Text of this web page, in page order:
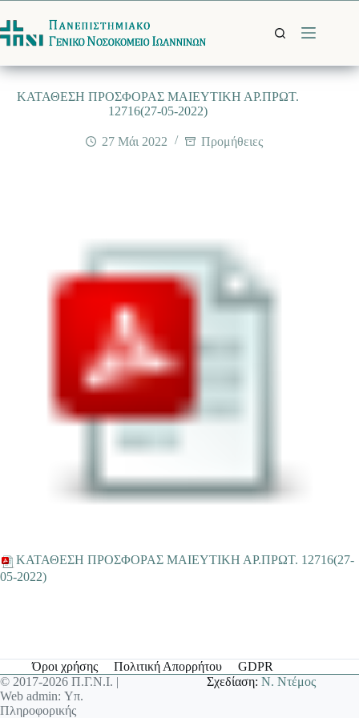
στο
περιεχόμενο
ΚΑΤΑΘΕΣΗ ΠΡΟΣΦΟΡΑΣ ΜΑΙΕΥΤΙΚΗ ΑΡ.ΠΡΩΤ.
12716(27-05-2022)
27 Μάι 2022 Προμήθειες
ΚΑΤΑΘΕΣΗ ΠΡΟΣΦΟΡΑΣ ΜΑΙΕΥΤΙΚΗ ΑΡ.ΠΡΩΤ. 12716(27-
05-2022)
Όροι χρήσης Πολιτική Απορρήτου
GDPR
© 2017-2026 Π.Γ.Ν.Ι. |
Web admin: Υπ.
Πληροφορικής
Σχεδίαση:Ν. Ντέμος